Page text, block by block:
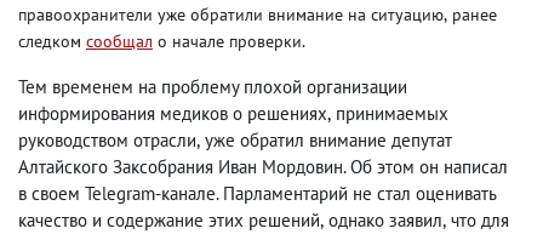
правоохранители уже обратили внимание на ситуацию, ранее
следком сообщал о начале проверки.
Тем временем на проблему плохой организации
информирования медиков о решениях, принимаемых
руководством отрасли, уже обратил внимание депутат
Алтайского Заксобрания Иван Мордовин. Об этом он написал
в своем Telegram-канале. Парламентарий не стал оценивать
качество и содержание этих решений, однако заявил, что для